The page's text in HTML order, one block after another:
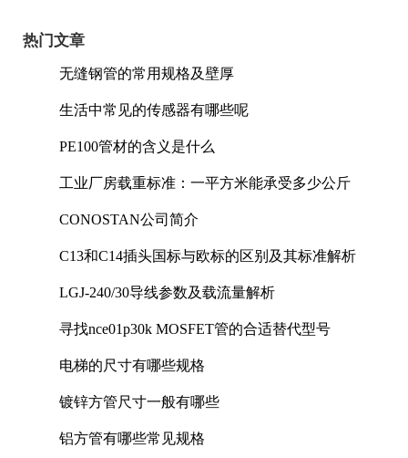
热门文章
无缝钢管的常用规格及壁厚
生活中常见的传感器有哪些呢
PE100管材的含义是什么
工业厂房载重标准：一平方米能承受多少公斤
CONOSTAN公司简介
C13和C14插头国标与欧标的区别及其标准解析
LGJ-240/30导线参数及载流量解析
寻找nce01p30k MOSFET管的合适替代型号
电梯的尺寸有哪些规格
镀锌方管尺寸一般有哪些
铝方管有哪些常见规格